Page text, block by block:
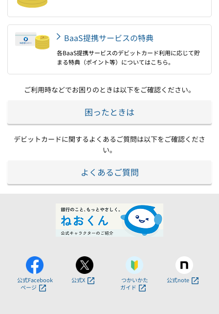
BaaS提携サービスの特典
各BaaS提携サービスのデビットカード利用に応じて貯
まる特典（ポイント等）についてはこちら。
ご利用時などでお困りのときは以下をご確認ください。
困ったときは
デビットカードに関するよくあるご質問は以下をご確認くださ
い。
よくあるご質問
公式Facebook
ページ
公式X
つかいかた
ガイド
公式note